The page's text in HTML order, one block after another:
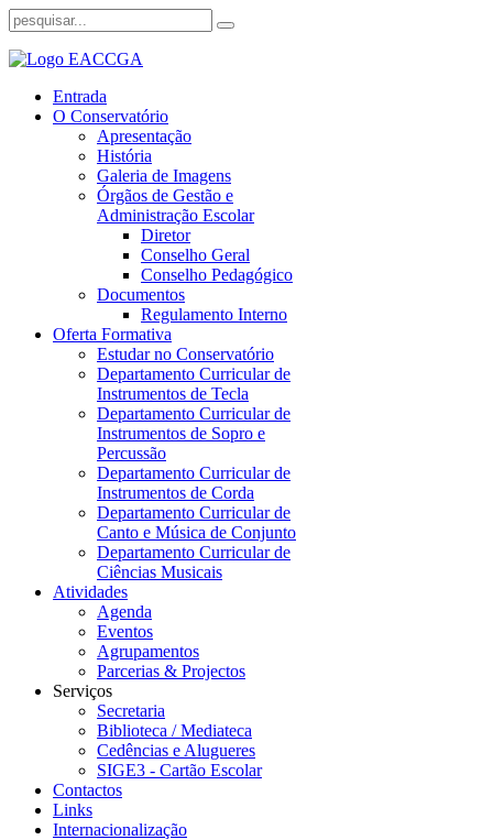
Entrada
O Conservatório
Apresentação
História
Galeria de Imagens
Órgãos de Gestão e
Administração Escolar
Diretor
Conselho Geral
Conselho Pedagógico
Documentos
Regulamento Interno
Oferta Formativa
Estudar no Conservatório
Departamento Curricular de
Instrumentos de Tecla
Departamento Curricular de
Instrumentos de Sopro e
Percussão
Departamento Curricular de
Instrumentos de Corda
Departamento Curricular de
Canto e Música de Conjunto
Departamento Curricular de
Ciências Musicais
Atividades
Agenda
Eventos
Agrupamentos
Parcerias & Projectos
Serviços
Secretaria
Biblioteca / Mediateca
Cedências e Alugueres
SIGE3 - Cartão Escolar
Contactos
Links
Internacionalização